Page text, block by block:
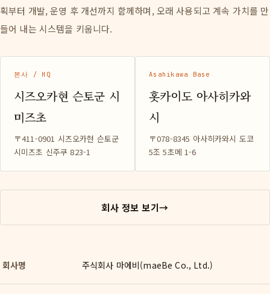
획부터 개발, 운영 후 개선까지 함께하며, 오래 사용되고 계속 가치를 만
들어 내는 시스템을 키웁니다.
본사 / HQ
시즈오카현 슨토군 시
미즈초
〒411-0901 시즈오카현 슨토군
시미즈초 신주쿠 823-1
Asahikawa Base
홋카이도 아사히카와
시
〒078-8345 아사히카와시 도코
5조 5초메 1-6
회사 정보 보기→
회사명 주식회사 마에비(maeBe Co., Ltd.)